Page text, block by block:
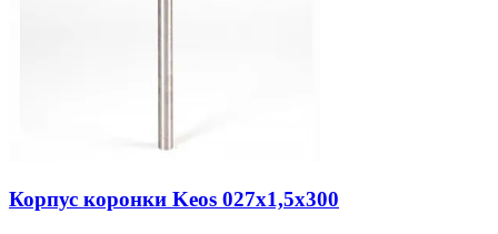
Корпус коронки Keos 027x1,5x300